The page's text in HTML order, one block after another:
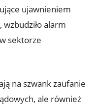
ujawnieniem
alarm
⁢sektorze
na szwank zaufanie
ale również